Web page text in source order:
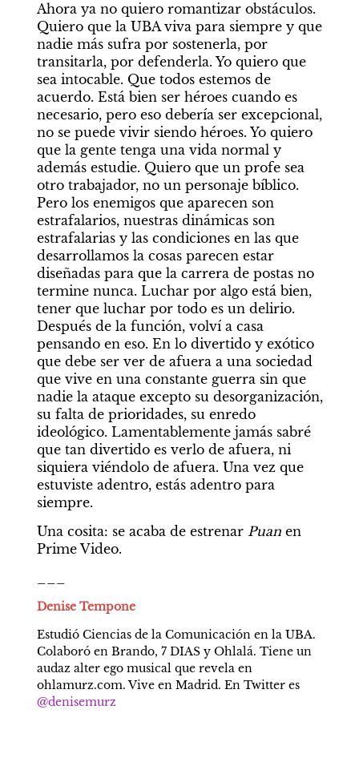
Ahora ya no quiero romantizar obstáculos.
Quiero que la UBA viva para siempre y que
nadie más sufra por sostenerla, por
transitarla, por defenderla. Yo quiero que
sea intocable. Que todos estemos de
acuerdo. Está bien ser héroes cuando es
necesario, pero eso debería ser excepcional,
no se puede vivir siendo héroes. Yo quiero
que la gente tenga una vida normal y
además estudie. Quiero que un profe sea
otro trabajador, no un personaje bíblico.
Pero los enemigos que aparecen son
estrafalarios, nuestras dinámicas son
estrafalarias y las condiciones en las que
desarrollamos la cosas parecen estar
diseñadas para que la carrera de postas no
termine nunca. Luchar por algo está bien,
tener que luchar por todo es un delirio.
Después de la función, volví a casa
pensando en eso. En lo divertido y exótico
que debe ser ver de afuera a una sociedad
que vive en una constante guerra sin que
nadie la ataque excepto su desorganización,
su falta de prioridades, su enredo
ideológico. Lamentablemente jamás sabré
que tan divertido es verlo de afuera, ni
siquiera viéndolo de afuera. Una vez que
estuviste adentro, estás adentro para
siempre.
Una cosita: se acaba de estrenar Puan en
Prime Video.
Denise Tempone
Estudió Ciencias de la Comunicación en la UBA.
Colaboró en Brando, 7 DIAS y Ohlalá. Tiene un
audaz alter ego musical que revela en
ohlamurz.com. Vive en Madrid. En Twitter es
@denisemurz